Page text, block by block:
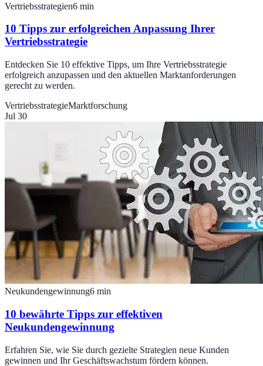
Vertriebsstrategien6 min
10 Tipps zur erfolgreichen Anpassung Ihrer
Vertriebsstrategie
Entdecken Sie 10 effektive Tipps, um Ihre Vertriebsstrategie
erfolgreich anzupassen und den aktuellen Marktanforderungen
gerecht zu werden.
VertriebsstrategieMarktforschung
Jul 30
Neukundengewinnung6 min
10 bewährte Tipps zur effektiven
Neukundengewinnung
Erfahren Sie, wie Sie durch gezielte Strategien neue Kunden
gewinnen und Ihr Geschäftswachstum fördern können.